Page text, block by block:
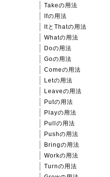
Takeの用法
Ifの用法
ItとThatの用法
Whatの用法
Doの用法
Goの用法
Comeの用法
Letの用法
Leaveの用法
Putの用法
Playの用法
Pullの用法
Pushの用法
Bringの用法
Workの用法
Turnの用法